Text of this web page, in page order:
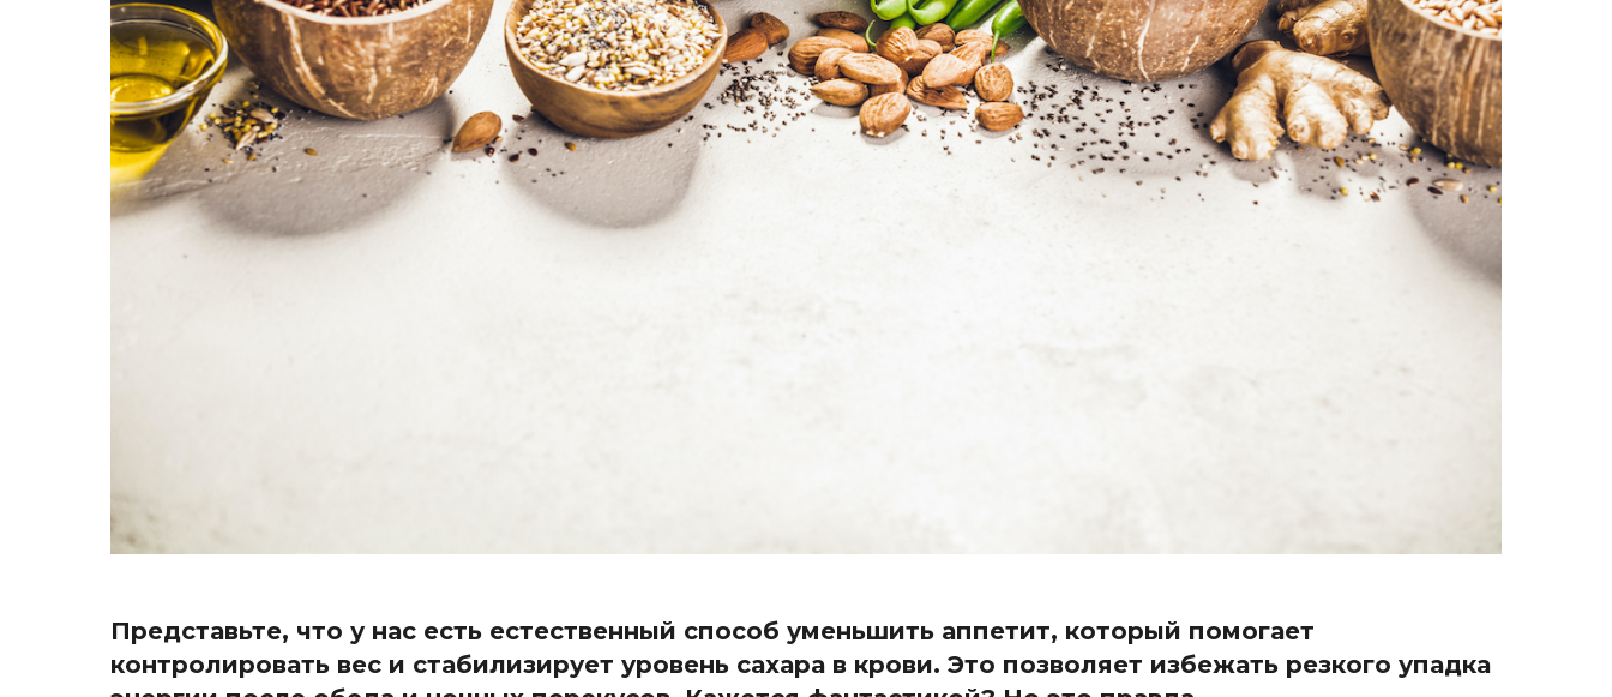
Представьте, что у нас есть естественный способ уменьшить аппетит, который помогает
контролировать вес и стабилизирует уровень сахара в крови. Это позволяет избежать резкого упадка